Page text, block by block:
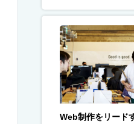
Web制作をリード